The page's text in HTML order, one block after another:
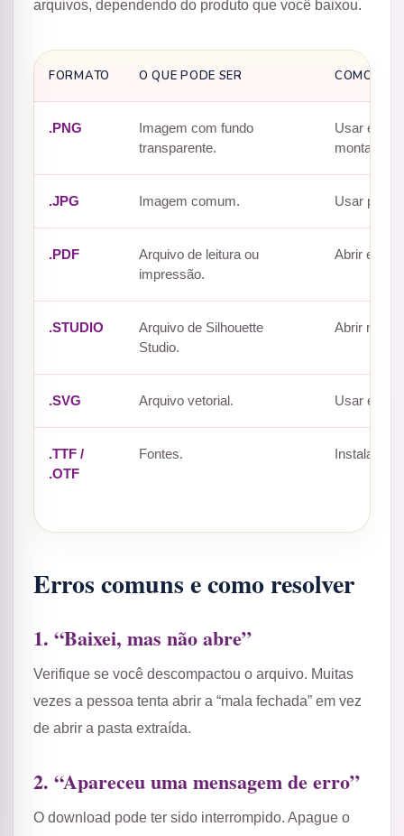
arquivos, dependendo do produto que você baixou.
FORMATO O QUE PODE SER COMO
.PNG
Imagem com fundo
transparente.
Usar em
montagens.
.JPG Imagem comum. Usar para
.PDF
Arquivo de leitura ou
impressão.
Abrir em
.STUDIO
Arquivo de Silhouette
Studio.
Abrir no
.SVG Arquivo vetorial. Usar em
.TTF /
.OTF
Fontes. Instalar no
Erros comuns e como resolver
1. “Baixei, mas não abre”
Verifique se você descompactou o arquivo. Muitas
vezes a pessoa tenta abrir a “mala fechada” em vez
de abrir a pasta extraída.
2. “Apareceu uma mensagem de erro”
O download pode ter sido interrompido. Apague o